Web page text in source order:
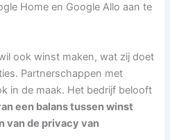
Home en Google Allo aan te
ook winst maken, wat zij doet
Partnerschappen met
in de maak. Het bedrijf belooft
een balans tussen winst
van de privacy van